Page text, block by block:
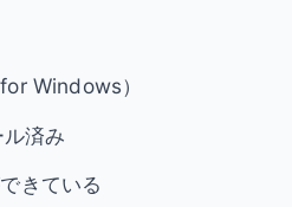
Windows）
済み
きている